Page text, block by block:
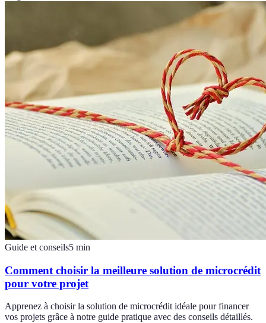
Guide et conseils5 min
Comment choisir la meilleure solution de microcrédit
pour votre projet
Apprenez à choisir la solution de microcrédit idéale pour financer
vos projets grâce à notre guide pratique avec des conseils détaillés.